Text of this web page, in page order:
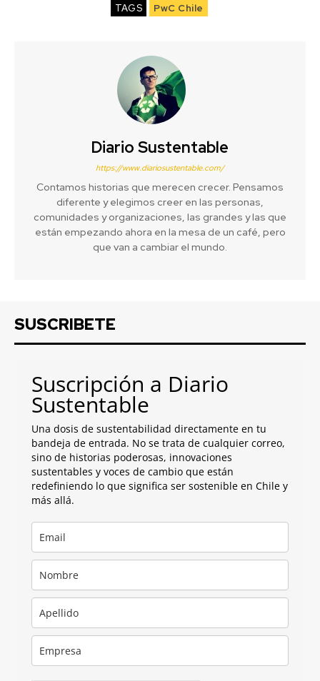
TAGS PwC Chile
Diario Sustentable
https://www.diariosustentable.com/
Contamos historias que merecen crecer. Pensamos
diferente y elegimos creer en las personas,
comunidades y organizaciones, las grandes y las que
están empezando ahora en la mesa de un café, pero
que van a cambiar el mundo.
SUSCRIBETE
Suscripción a Diario
Sustentable
Una dosis de sustentabilidad directamente en tu
bandeja de entrada. No se trata de cualquier correo,
sino de historias poderosas, innovaciones
sustentables y voces de cambio que están
redefiniendo lo que significa ser sostenible en Chile y
más allá.